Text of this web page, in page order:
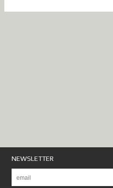
NEWSLETTER